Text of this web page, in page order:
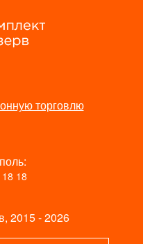
торговлю
18
2015 - 2026